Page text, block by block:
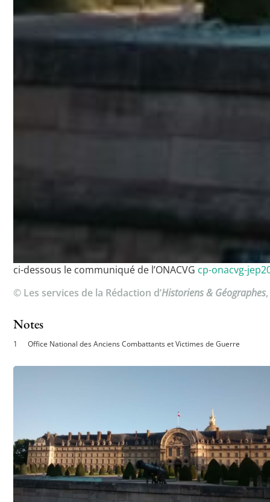
ci-dessous le communiqué de l’ONACVG cp-onacvg-
© Les services de la Rédaction d’Historiens & Géographes
Notes
Office National des Anciens Combattants et Victimes de Guerre